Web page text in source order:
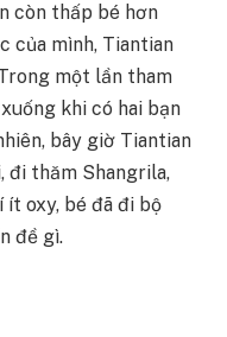
còn thấp bé hơn
của mình, Tiantian
một lần tham
khi có hai bạn
bây giờ Tiantian
đi thăm Shangrila,
oxy, bé đã đi bộ
đề gì.